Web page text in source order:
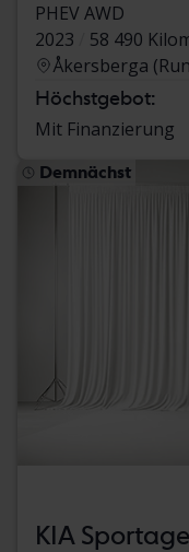
PHEV AWD
2023
58 490
Åkersberga
Höchstgebot:
Mit Finanzierung
Demnächst
KIA Sportage